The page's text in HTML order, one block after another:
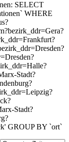
SELECT
WHERE
Stadt?
Stadt?
GROUP BY `ort`